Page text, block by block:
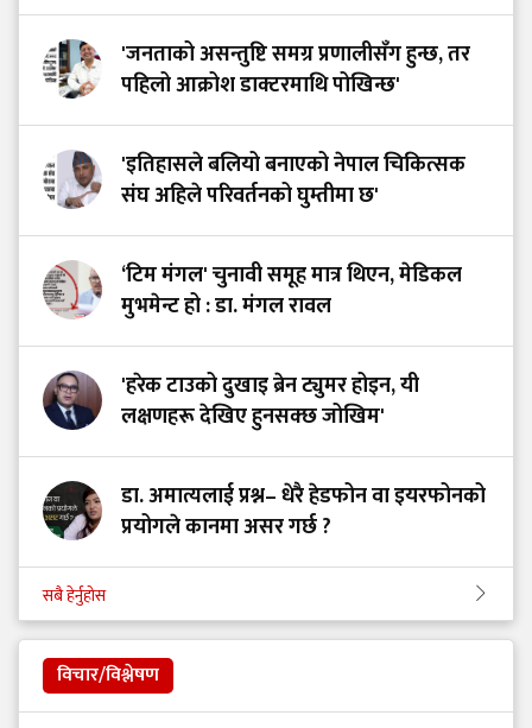
'जनताको असन्तुष्टि समग्र प्रणालीसँग हुन्छ, तर
पहिलो आक्रोश डाक्टरमाथि पोखिन्छ'
'इतिहासले बलियो बनाएको नेपाल चिकित्सक
संघ अहिले परिवर्तनको घुम्तीमा छ'
‘टिम मंगल' चुनावी समूह मात्र थिएन, मेडिकल
मुभमेन्ट हो : डा. मंगल रावल
'हरेक टाउको दुखाइ ब्रेन ट्युमर होइन, यी
लक्षणहरू देखिए हुनसक्छ जोखिम'
डा. अमात्यलाई प्रश्न– धेरै हेडफोन वा इयरफोनको
प्रयोगले कानमा असर गर्छ ?
सबै हेर्नुहोस
विचार/विश्लेषण